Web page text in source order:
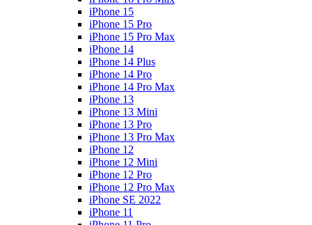
iPhone 15
iPhone 15 Pro
iPhone 15 Pro Max
iPhone 14
iPhone 14 Plus
iPhone 14 Pro
iPhone 14 Pro Max
iPhone 13
iPhone 13 Mini
iPhone 13 Pro
iPhone 13 Pro Max
iPhone 12
iPhone 12 Mini
iPhone 12 Pro
iPhone 12 Pro Max
iPhone SE 2022
iPhone 11